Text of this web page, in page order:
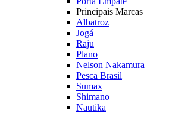
Principais Marcas
Albatroz
Jogá
Raju
Plano
Nelson Nakamura
Pesca Brasil
Sumax
Shimano
Nautika